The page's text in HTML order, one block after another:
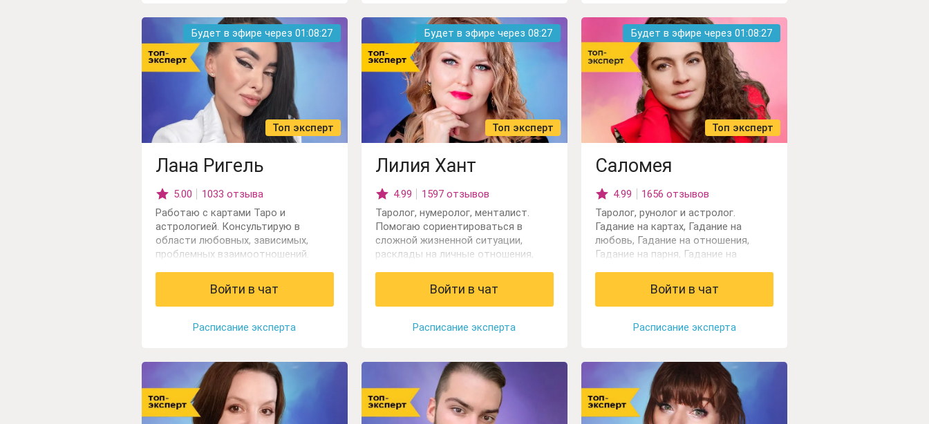
Советы гадалки.
Будет в эфире через 01:08:25
Топ эксперт
Лана Ригель
5.00
1033 отзыва
Работаю с картами Таро и
астрологией. Консультирую в
области любовных, зависимых,
проблемных взаимоотношений.
прогностика событий, выбор
профессии, диагностика проблем в
плане карьерного роста и развития
бизнеса.
Войти в чат
Расписание эксперта
Будет в эфире через08:25
Топ эксперт
Лилия Хант
4.99
1597 отзывов
Таролог, нумеролог, менталист.
Помогаю сориентироваться в
сложной жизненной ситуации,
расклады на личные отношения,
предназначение человека по дате
Войти в чат
Расписание эксперта
Будет в эфире через01:08:25
Топ эксперт
Саломея
4.99
1656 отзывов
Таролог, рунолог и астролог.
Гадание на картах, Гадание на
любовь, Гадание на отношения,
Гадание на парня, Гадание на
Классическое таро, Нумерологи,
Нумерология имени и фамилии ,
Нумерология рождения , Рейки,
Составление талисманов
Войти в чат
Расписание эксперта